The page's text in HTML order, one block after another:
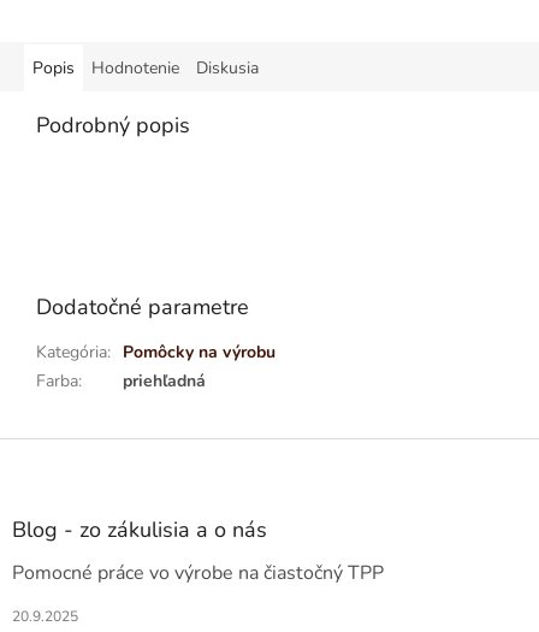
Popis Hodnotenie Diskusia
Podrobný popis
Dodatočné parametre
Kategória: Pomôcky na výrobu
Farba: priehľadná
Z
Blog - zo zákulisia a o nás
Pomocné práce vo výrobe na čiastočný TPP
20.9.2025